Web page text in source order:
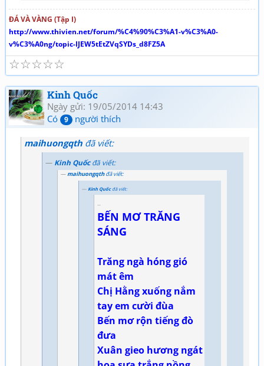
ĐÁ VÀ VÀNG (Tập I)
http://www.thivien.net/forum/%C4%90%C3%A1-v%C3%A0-
v%C3%A0ng/topic-IJEW5tEtZVqSYDs_d8FZ5A
☆
☆
☆
☆
☆
Kinh Quốc
Ngày gửi: 19/05/2014 14:43
Có
9 người thích
maihuongqth đã viết:
Kinh Quốcđã viết:
maihuongqthđã viết:
Kinh Quốcđã viết:
BẾN MƠ TRĂNG
SÁNG
Trăng ngà hóng gió
mát êm
Chị Hằng xuống nắm
tay em cười đùa
Bến mơ rộn tiếng đò
đưa
Xuân gieo hương ngát